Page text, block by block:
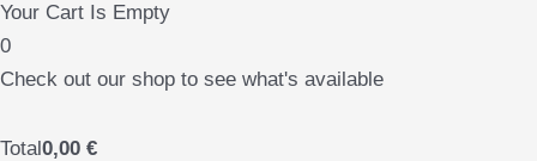
Your Cart Is Empty
0
Check out our shop to see what's available
Total0,00 €